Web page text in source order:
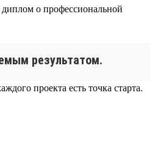
о профессиональной
результатом.
проекта есть точка старта.